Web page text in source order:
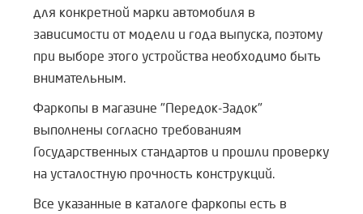
для конкретной марки автомобиля в
зависимости от модели и года выпуска, поэтому
при выборе этого устройства необходимо быть
внимательным.
Фаркопы в магазине "Передок-Задок"
выполнены согласно требованиям
Государственных стандартов и прошли проверку
на усталостную прочность конструкций.
Все указанные в каталоге фаркопы есть в